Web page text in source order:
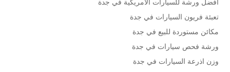
أفضل ورشة للسيارات الأمريكية في جدة
تعبئة فريون السيارات في جدة
مكائن مستوردة للبيع في جدة
ورشة فحص سيارات في جدة
وزن اذرعة السيارات في جدة